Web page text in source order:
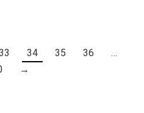
34 35 36
…
→